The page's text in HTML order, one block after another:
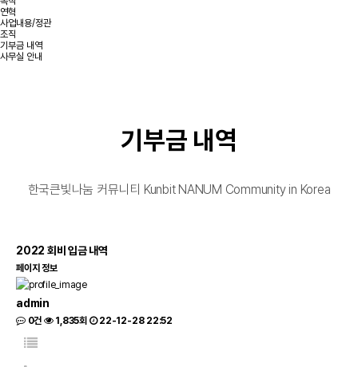
연혁
사업내용/정관
조직
기부금 내역
사무실 안내
기부금 내역
한국큰빛나눔 커뮤니티 Kunbit NANUM Community in Korea
2022 회비 입금 내역
페이지 정보
admin
0건 1,835회 22-12-28 22:52